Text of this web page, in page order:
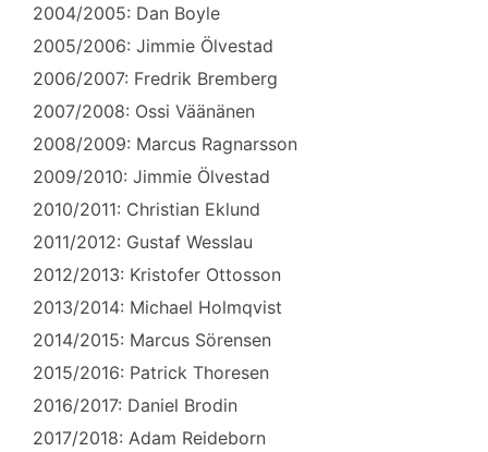
2004/2005: Dan Boyle
2005/2006: Jimmie Ölvestad
2006/2007: Fredrik Bremberg
2007/2008: Ossi Väänänen
2008/2009: Marcus Ragnarsson
2009/2010: Jimmie Ölvestad
2010/2011: Christian Eklund
2011/2012: Gustaf Wesslau
2012/2013: Kristofer Ottosson
2013/2014: Michael Holmqvist
2014/2015: Marcus Sörensen
2015/2016: Patrick Thoresen
2016/2017: Daniel Brodin
2017/2018: Adam Reideborn